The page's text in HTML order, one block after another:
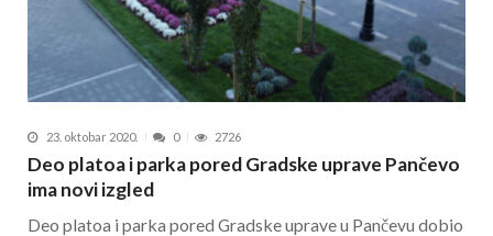
23. oktobar 2020. 0 2726
Deo platoa i parka pored Gradske uprave Pančevo
ima novi izgled
Deo platoa i parka pored Gradske uprave u Pančevu dobio